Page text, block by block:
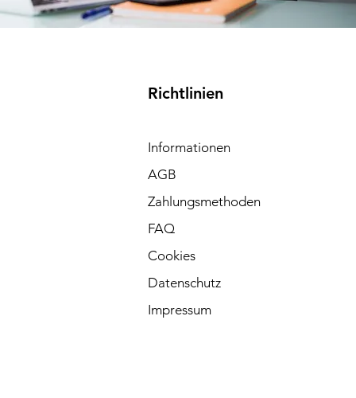
Richtlinien
Informationen
AGB
Zahlungsmethoden
FAQ
Cookies
Datenschutz
Impressum